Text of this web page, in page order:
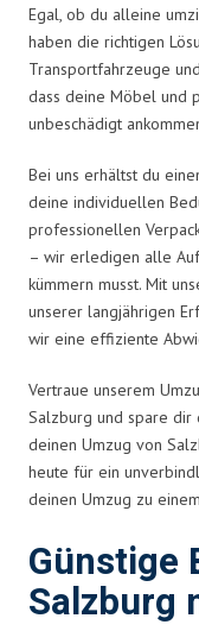
Egal, ob du alleine
haben die richtigen
Transportfahrzeuge
dass deine Möbel und
unbeschädigt
Bei uns erhältst du
deine individuellen
professionellen
– wir erledigen alle
kümmern musst. Mit
unserer langjährigen
wir eine effiziente
Vertraue unserem
Salzburg und spare dir
deinen Umzug von
heute für ein
deinen Umzug zu
Günstige
Salzburg